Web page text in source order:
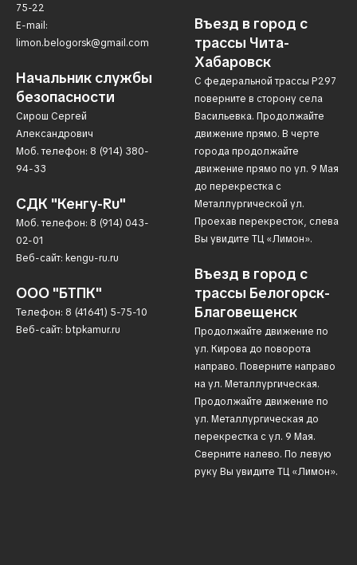
75-22
E-mail:
limon.belogorsk@gmail.com
Начальник службы
безопасности
Сирош Сергей
Александрович
Моб. телефон: 8 (914) 380-
94-33
СДК "Кенгу-Ru"
Моб. телефон: 8 (914) 043-
02-01
Веб-сайт: kengu-ru.ru
ООО "БТПК"
Телефон: 8 (41641) 5-75-10
Веб-сайт: btpkamur.ru
Въезд в город с
трассы Чита-
Хабаровск
С федеральной трассы Р297
поверните в сторону cела
Васильевка. Продолжайте
движение прямо. В черте
города продолжайте
движение прямо по ул. 9 Мая
до перекрестка с
Металлургической ул.
Проехав перекресток, слева
Вы увидите ТЦ «Лимон».
Въезд в город с
трассы Белогорск-
Благовещенск
Продолжайте движение по
ул. Кирова до поворота
направо. Поверните направо
на ул. Металлургическая.
Продолжайте движение по
ул. Металлургическая до
перекрестка с ул. 9 Мая.
Сверните налево. По левую
руку Вы увидите ТЦ «Лимон».